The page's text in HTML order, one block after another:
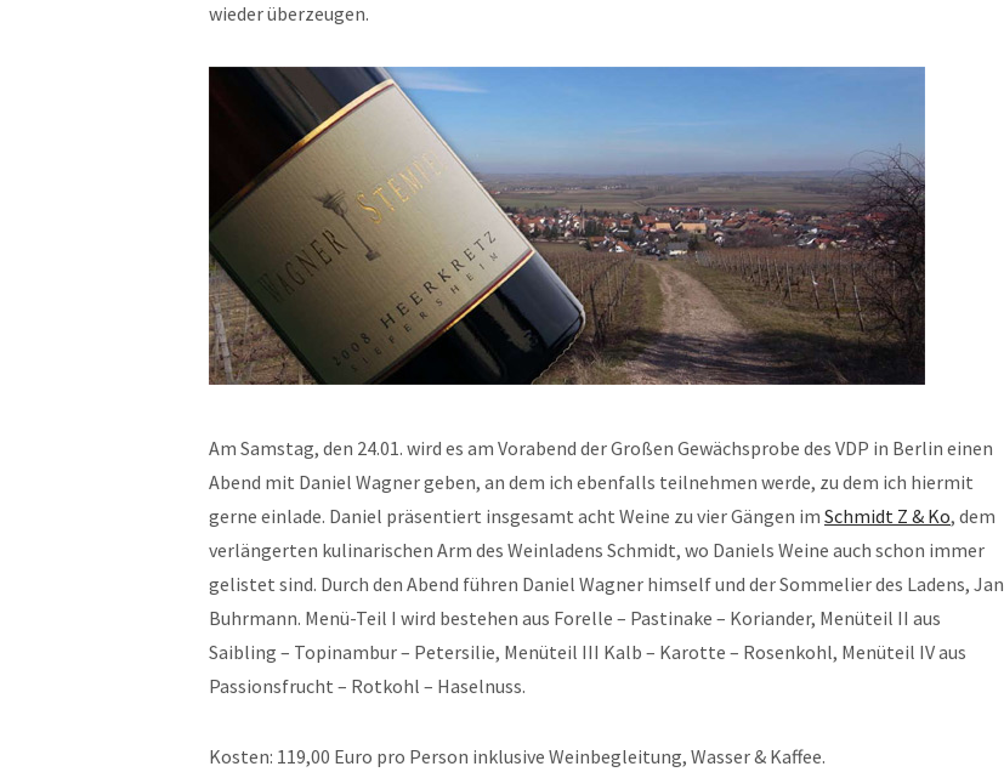
wieder überzeugen.
Am Samstag, den 24.01. wird es am Vorabend der Großen Gewächsprobe des VDP in Berlin einen
Abend mit Daniel Wagner geben, an dem ich ebenfalls teilnehmen werde, zu dem ich hiermit
gerne einlade. Daniel präsentiert insgesamt acht Weine zu vier Gängen im Schmidt Z & Ko, dem
verlängerten kulinarischen Arm des Weinladens Schmidt, wo Daniels Weine auch schon immer
gelistet sind. Durch den Abend führen Daniel Wagner himself und der Sommelier des Ladens, Jan
Buhrmann. Menü-Teil I wird bestehen aus Forelle – Pastinake – Koriander, Menüteil II aus
Saibling – Topinambur – Petersilie, Menüteil III Kalb – Karotte – Rosenkohl, Menüteil IV aus
Passionsfrucht – Rotkohl – Haselnuss.
Kosten: 119,00 Euro pro Person inklusive Weinbegleitung, Wasser & Kaffee.